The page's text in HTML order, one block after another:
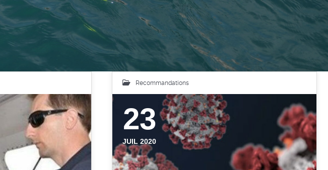
Recommandations
23
JUIL 2020